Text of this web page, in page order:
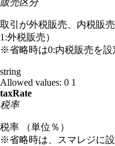
取引が外税販売、内税販
1:外税販売）
※省略時は0:内税販売を設
string
Allowed values: 0 1
taxRate
税率
税率 （単位％）
※省略時は、スマレジに